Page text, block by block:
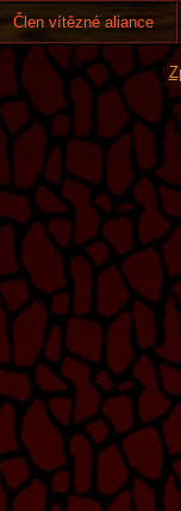
Člen vítězné aliance